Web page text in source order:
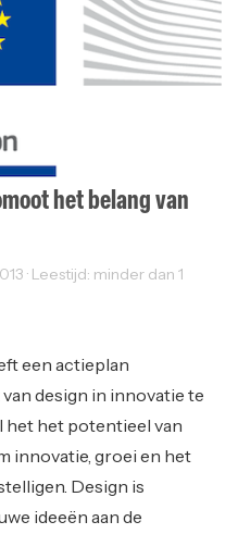
het belang van
· Leestijd: minder dan 1
een actieplan
design in innovatie te
het het potentieel van
innovatie, groei en het
Design is
ideeën aan de